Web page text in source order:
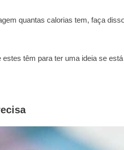
quantas calorias tem, faça
têm para ter uma ideia se